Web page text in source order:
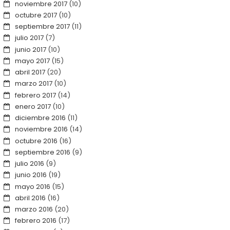
noviembre 2017(10)
octubre 2017(10)
septiembre 2017(11)
julio 2017(7)
junio 2017(10)
mayo 2017(15)
abril 2017(20)
marzo 2017(10)
febrero 2017(14)
enero 2017(10)
diciembre 2016 (11)
noviembre 2016 (14)
octubre 2016 (16)
septiembre 2016 (9)
julio 2016 (9)
junio 2016 (19)
mayo 2016 (15)
abril 2016 (16)
marzo 2016 (20)
febrero 2016 (17)